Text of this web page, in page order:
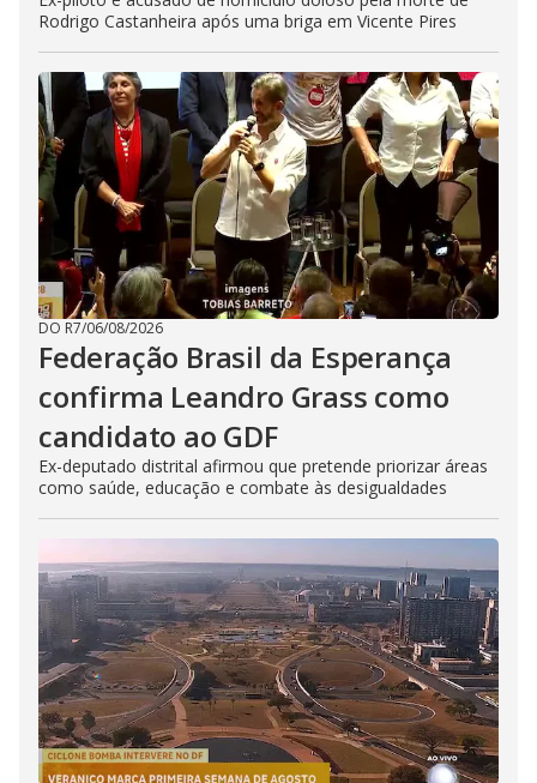
Rodrigo Castanheira após uma briga em Vicente Pires
DO R7/06/08/2026
Federação Brasil da Esperança
confirma Leandro Grass como
candidato ao GDF
Ex-deputado distrital afirmou que pretende priorizar áreas
como saúde, educação e combate às desigualdades